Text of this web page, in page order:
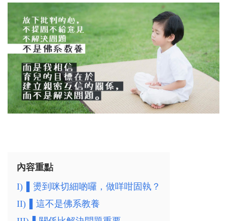
內容重點
I)
▌燙到咪切細啲囉，做咩咁固執？
II)
▌這不是佛系教養